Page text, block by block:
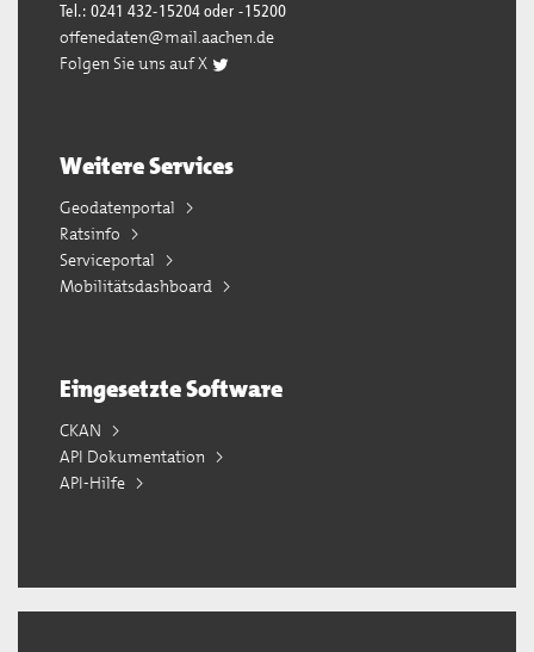
Tel.: 0241 432-15204 oder -15200
offenedaten@mail.aachen.de
Folgen Sie uns auf X
Weitere Services
Geodatenportal
Ratsinfo
Serviceportal
Mobilitätsdashboard
Eingesetzte Software
CKAN
API Dokumentation
API-Hilfe